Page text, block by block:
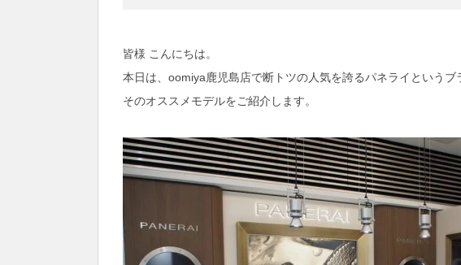
皆様 こんにちは。
本日は、oomiya鹿児島店で断トツの人気を誇るパネライというブ
そのオススメモデルをご紹介します。